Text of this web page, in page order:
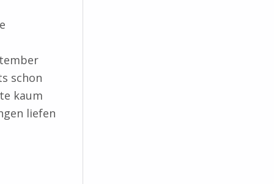
schon
kaum
liefen